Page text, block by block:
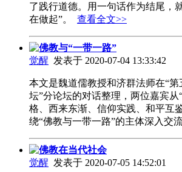
了践行道德。用一句话作为结尾，
在做起”。 查看全文>>
佛教与“一带一路”
觉醒 发表于 2020-07-04 13:33:42
本文是魏道儒教授和济群法师在“
坛”分论坛的对话整理，两位嘉宾从
格、西来东渐、信仰实践、和平互
绕“佛教与一带一路”的主体深入交
佛教在当代社会
觉醒 发表于 2020-07-05 14:52:01